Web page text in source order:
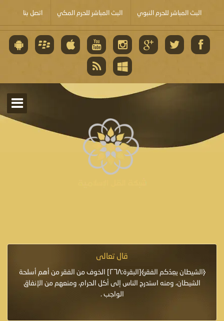
البث المباشر للحرم النبوي البث المباشر للحرم المكي اتصل بنا
قال تعالى
﴿الشيطان يعِدُكم الفقر﴾[البقرة:٢٦٨] الخوف من الفقر من أهم أسلحة
الشيطان، ومنه استدرج الناس إلى أكل الحرام، ومنعهم من الإنفاق
الواجب .